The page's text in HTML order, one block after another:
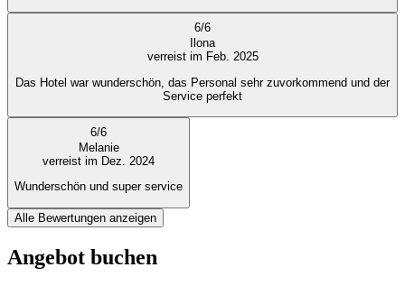
6/6
Ilona
verreist im Feb. 2025
Das Hotel war wunderschön, das Personal sehr zuvorkommend und der
Service perfekt
6/6
Melanie
verreist im Dez. 2024
Wunderschön und super service
Alle Bewertungen anzeigen
Angebot buchen